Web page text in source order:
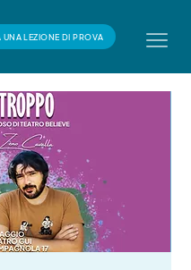
UNA LEZIONE DI PROVA